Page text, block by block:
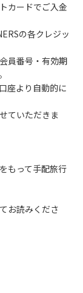
、キャンプフ
置
雨が降ると短
状態になりや
数件起きてい
なくても、上
の濁りに注意
中止する。
ついての注意
カードでご入金
の各クレジッ
員番号・有効期
座より自動的に
ていただきま
もって手配旅行
お読みくださ